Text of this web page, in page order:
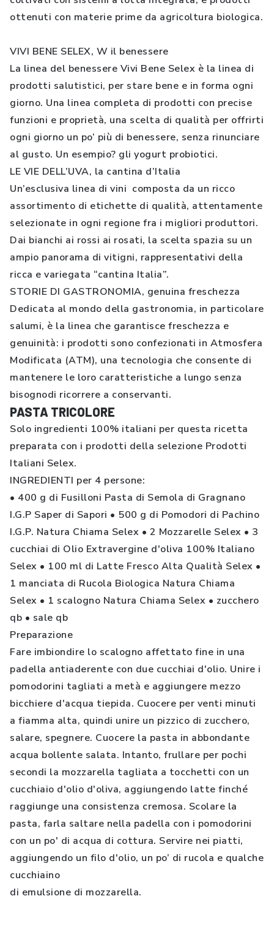
ottenuti con materie prime da agricoltura biologica.
VIVI BENE SELEX, W il benessere
La linea del benessere Vivi Bene Selex è la linea di
prodotti salutistici, per stare bene e in forma ogni
giorno. Una linea completa di prodotti con precise
funzioni e proprietà, una scelta di qualità per offrirti
ogni giorno un po’ più di benessere, senza rinunciare
al gusto. Un esempio? gli yogurt probiotici.
LE VIE DELL’UVA, la cantina d’Italia
Un’esclusiva linea di vini composta da un ricco
assortimento di etichette di qualità, attentamente
selezionate in ogni regione fra i migliori produttori.
Dai bianchi ai rossi ai rosati, la scelta spazia su un
ampio panorama di vitigni, rappresentativi della
ricca e variegata “cantina Italia”.
STORIE DI GASTRONOMIA, genuina freschezza
Dedicata al mondo della gastronomia, in particolare
salumi, è la linea che garantisce freschezza e
genuinità: i prodotti sono confezionati in Atmosfera
Modificata (ATM), una tecnologia che consente di
mantenere le loro caratteristiche a lungo senza
bisognodi ricorrere a conservanti.
PASTA TRICOLORE
Solo ingredienti 100% italiani per questa ricetta
preparata con i prodotti della selezione Prodotti
Italiani Selex.
INGREDIENTI per 4 persone:
• 400 g di Fusilloni Pasta di Semola di Gragnano
I.G.P Saper di Sapori • 500 g di Pomodori di Pachino
I.G.P. Natura Chiama Selex • 2 Mozzarelle Selex • 3
cucchiai di Olio Extravergine d'oliva 100% Italiano
Selex • 100 ml di Latte Fresco Alta Qualità Selex •
1 manciata di Rucola Biologica Natura Chiama
Selex • 1 scalogno Natura Chiama Selex • zucchero
qb • sale qb
Preparazione
Fare imbiondire lo scalogno affettato fine in una
padella antiaderente con due cucchiai d'olio. Unire i
pomodorini tagliati a metà e aggiungere mezzo
bicchiere d'acqua tiepida. Cuocere per venti minuti
a fiamma alta, quindi unire un pizzico di zucchero,
salare, spegnere. Cuocere la pasta in abbondante
acqua bollente salata. Intanto, frullare per pochi
secondi la mozzarella tagliata a tocchetti con un
cucchiaio d'olio d'oliva, aggiungendo latte finché
raggiunge una consistenza cremosa. Scolare la
pasta, farla saltare nella padella con i pomodorini
con un po' di acqua di cottura. Servire nei piatti,
aggiungendo un filo d'olio, un po’ di rucola e qualche
cucchiaino
di emulsione di mozzarella.